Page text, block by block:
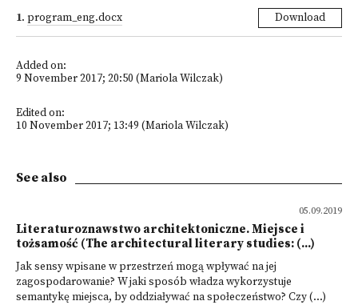
1. program_eng.docx Download
Added on:
9 November 2017; 20:50 (Mariola Wilczak)
Edited on:
10 November 2017; 13:49 (Mariola Wilczak)
See also
05.09.2019
Literaturoznawstwo architektoniczne. Miejsce i
tożsamość (The architectural literary studies: (...)
Jak sensy wpisane w przestrzeń mogą wpływać na jej
zagospodarowanie? W jaki sposób władza wykorzystuje
semantykę miejsca, by oddziaływać na społeczeństwo? Czy (...)